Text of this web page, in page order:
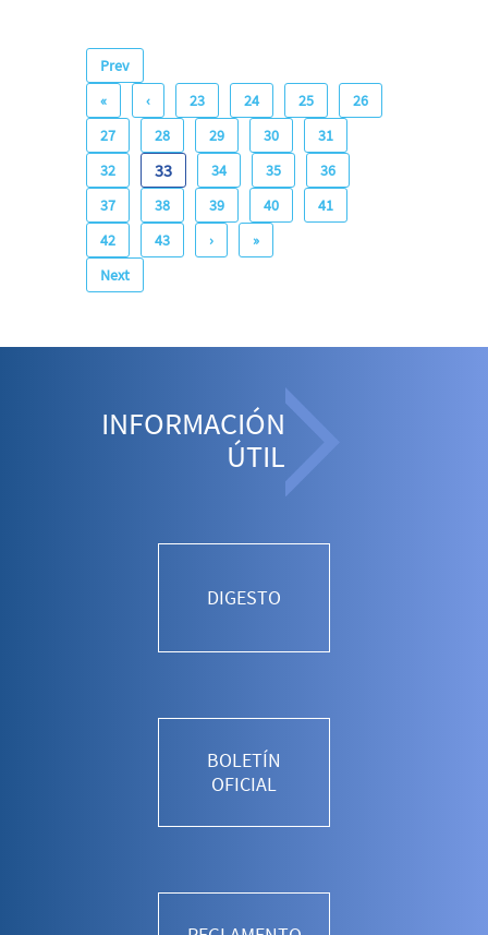
Prev
«
‹ 23 24 25
26
27
28 29 30
31
32
33 34 35
36
37
38 39 40
41
42
43 ›
»
Next
INFORMACIÓN
ÚTIL
DIGESTO
BOLETÍN
OFICIAL